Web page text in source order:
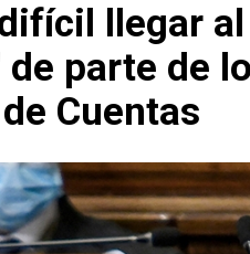
llegar
parte de
Cuentas